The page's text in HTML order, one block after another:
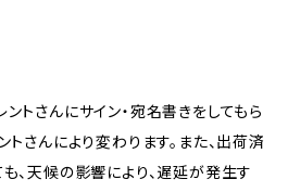
トさんにサイン・宛名書きをしてもら
トさんにより変わります。また、出荷済
、天候の影響により、遅延が発生す